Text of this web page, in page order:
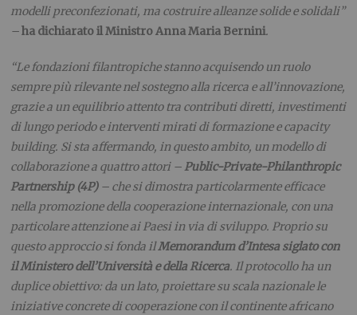
modelli preconfezionati, ma costruire alleanze solide e solidali”
–ha dichiarato il Ministro Anna Maria Bernini.
“Le fondazioni filantropiche stanno acquisendo un ruolo
sempre più rilevante nel sostegno alla ricerca e all’innovazione,
grazie a un equilibrio attento tra contributi diretti, investimenti
di lungo periodo e interventi mirati di formazione e capacity
building. Si sta affermando, in questo ambito, un modello di
collaborazione a quattro attori –Public-Private-Philanthropic
Partnership (4P)– che si dimostra particolarmente efficace
nella promozione della cooperazione internazionale, con una
particolare attenzione ai Paesi in via di sviluppo. Proprio su
questo approccio si fonda ilMemorandum d’Intesa siglato con
il Ministero dell’Università e della Ricerca. Il protocollo ha un
duplice obiettivo: da un lato, proiettare su scala nazionale le
iniziative concrete di cooperazione con il continente africano